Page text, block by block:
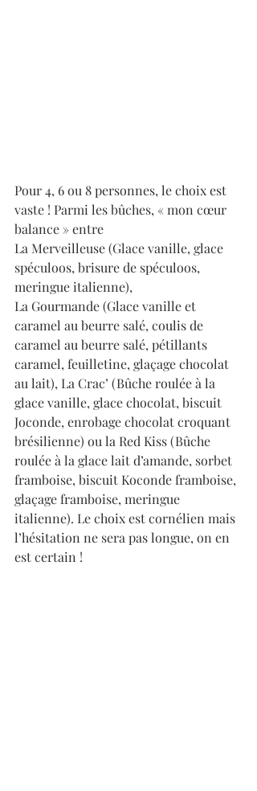
Pour 4, 6 ou 8 personnes, le choix est
vaste ! Parmi les bûches, « mon cœur
balance » entre
La Merveilleuse (Glace vanille, glace
spéculoos, brisure de spéculoos,
meringue italienne),
La Gourmande (Glace vanille et
caramel au beurre salé, coulis de
caramel au beurre salé, pétillants
caramel, feuilletine, glaçage chocolat
au lait), La Crac’ (Bûche roulée à la
glace vanille, glace chocolat, biscuit
Joconde, enrobage chocolat croquant
brésilienne) ou la Red Kiss (Bûche
roulée à la glace lait d’amande, sorbet
framboise, biscuit Koconde framboise,
glaçage framboise, meringue
italienne). Le choix est cornélien mais
l’hésitation ne sera pas longue, on en
est certain !